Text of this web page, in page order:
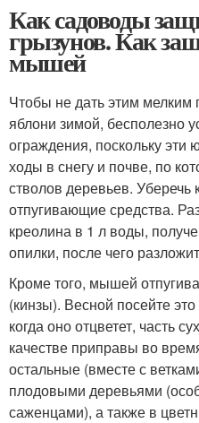
Как садоводы
грызунов. Как
мышей
Чтобы не дать этим мелким
яблони зимой, бесполезно
ограждения, поскольку эти
ходы в снегу и почве, по
стволов деревьев. Уберечь
отпугивающие средства.
креолина в 1 л воды,
опилки, после чего
Кроме того, мышей
(кинзы). Весной посейте
когда оно отцветет, часть
качестве приправы во
остальные (вместе с
плодовыми деревьями
саженцами), а также в